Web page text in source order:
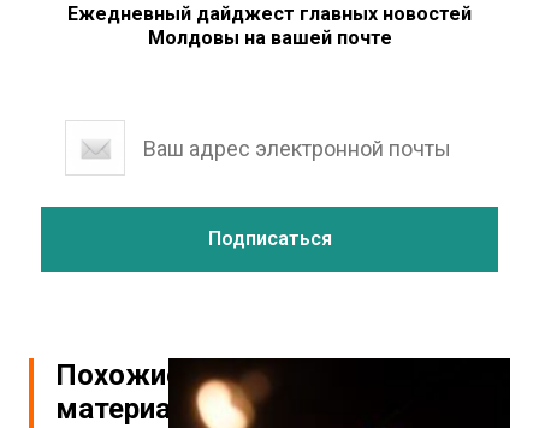
Ежедневный дайджест главных новостей
Молдовы на вашей почте
Похожие
материалы